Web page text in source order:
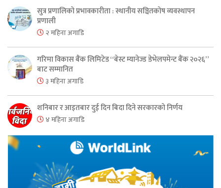
सुत्र प्रणालिको प्रभावकारीता : स्थानीय सञ्चितकोष व्यवस्थापन
प्रणाली
२ महिना अगाडि
गरिमा विकास बैंक लिमिटेड “बेस्ट म्यानेज्ड डेभेलपमेन्ट बैंक २०२६”
बाट सम्मानित
३ महिना अगाडि
शनिबार र आइतबार दुई दिन बिदा दिने सरकारको निर्णय
४ महिना अगाडि